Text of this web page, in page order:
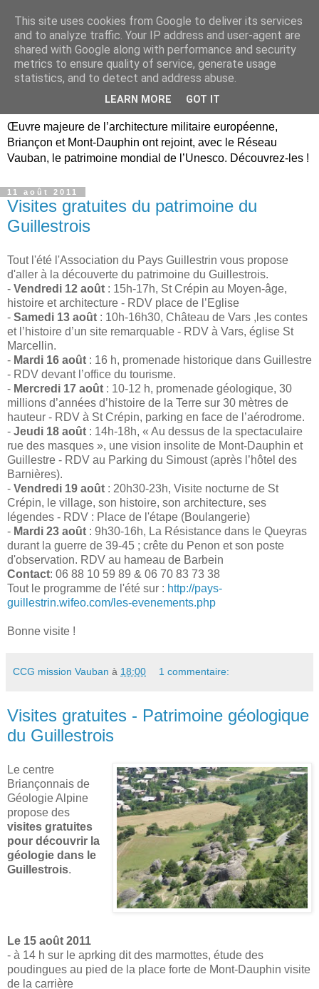
Briançon, Mont-Dauphin,
Vauban Unesco Hautes-
Œuvre majeure de l’architecture militaire européenne,
Briançon et Mont-Dauphin ont rejoint, avec le Réseau
Vauban, le patrimoine mondial de l’Unesco. Découvrez-les !
11 août 2011
Visites gratuites du patrimoine du
Guillestrois
Tout l'été l'Association du Pays Guillestrin vous propose
d'aller à la découverte du patrimoine du Guillestrois.
- Vendredi 12 août : 15h-17h, St Crépin au Moyen-âge,
histoire et architecture - RDV place de l’Eglise
- Samedi 13 août : 10h-16h30, Château de Vars ,les contes
et l’histoire d’un site remarquable - RDV à Vars, église St
Marcellin.
- Mardi 16 août : 16 h, promenade historique dans Guillestre
- RDV devant l’office du tourisme.
- Mercredi 17 août : 10-12 h, promenade géologique, 30
millions d’années d’histoire de la Terre sur 30 mètres de
hauteur - RDV à St Crépin, parking en face de l’aérodrome.
- Jeudi 18 août : 14h-18h, « Au dessus de la spectaculaire
rue des masques », une vision insolite de Mont-Dauphin et
Guillestre - RDV au Parking du Simoust (après l’hôtel des
Barnières).
- Vendredi 19 août : 20h30-23h, Visite nocturne de St
Crépin, le village, son histoire, son architecture, ses
légendes - RDV : Place de l'étape (Boulangerie)
- Mardi 23 août : 9h30-16h, La Résistance dans le Queyras
durant la guerre de 39-45 ; crête du Penon et son poste
d'observation. RDV au hameau de Barbein
Contact: 06 88 10 59 89 & 06 70 83 73 38
Tout le programme de l'été sur : http://pays-
guillestrin.wifeo.com/les-evenements.php
Bonne visite !
CCG mission Vauban à 18:00 1 commentaire:
Visites gratuites - Patrimoine géologique
du Guillestrois
Le centre
Briançonnais de
Géologie Alpine
propose des
visites gratuites
pour découvrir la
géologie dans le
Guillestrois.
Le 15 août 2011
- à 14 h sur le aprking dit des marmottes, étude des
poudingues au pied de la place forte de Mont-Dauphin visite
de la carrière
This site uses cookies from Google to deliver its services
and to analyze traffic. Your IP address and user-agent are
shared with Google along with performance and security
metrics to ensure quality of service, generate usage
statistics, and to detect and address abuse.
LEARN MORE GOT IT